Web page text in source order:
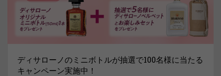
ディサローノのミニボトルが抽選で100名様に当たる
キャンペーン実施中！